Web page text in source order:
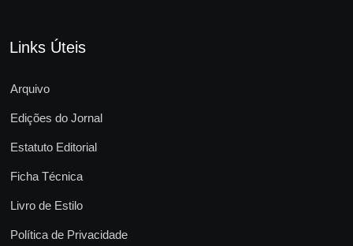
Links Úteis
Arquivo
Edições do Jornal
Estatuto Editorial
Ficha Técnica
Livro de Estilo
Política de Privacidade